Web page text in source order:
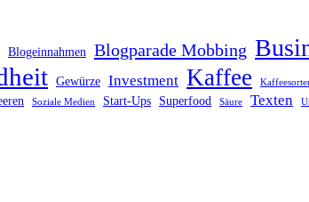
Blogeinnahmen Blogparade Mobbing
Gewürze Investment Kaffee
Soziale Medien Start-Ups Superfood Säure Texten